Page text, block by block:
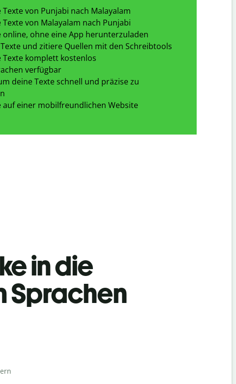
Texte von Punjabi nach Malayalam
Texte von Malayalam nach Punjabi
online, ohne eine App herunterzuladen
und zitiere Quellen mit den Schreibtools
Texte komplett kostenlos
verfügbar
deine Texte schnell und präzise zu
auf einer mobilfreundlichen Website
in die
Sprachen